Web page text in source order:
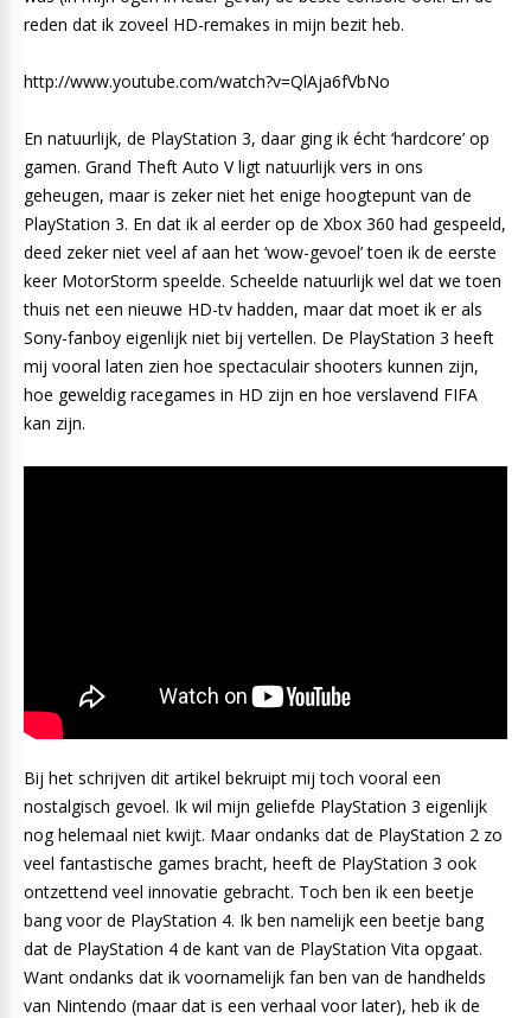
reden dat ik zoveel HD-remakes in mijn bezit heb.
http://www.youtube.com/watch?v=QlAja6fVbNo
En natuurlijk, de PlayStation 3, daar ging ik écht ‘hardcore’ op
gamen. Grand Theft Auto V ligt natuurlijk vers in ons
geheugen, maar is zeker niet het enige hoogtepunt van de
PlayStation 3. En dat ik al eerder op de Xbox 360 had gespeeld,
deed zeker niet veel af aan het ‘wow-gevoel’ toen ik de eerste
keer MotorStorm speelde. Scheelde natuurlijk wel dat we toen
thuis net een nieuwe HD-tv hadden, maar dat moet ik er als
Sony-fanboy eigenlijk niet bij vertellen. De PlayStation 3 heeft
mij vooral laten zien hoe spectaculair shooters kunnen zijn,
hoe geweldig racegames in HD zijn en hoe verslavend FIFA
kan zijn.
Bij het schrijven dit artikel bekruipt mij toch vooral een
nostalgisch gevoel. Ik wil mijn geliefde PlayStation 3 eigenlijk
nog helemaal niet kwijt. Maar ondanks dat de PlayStation 2 zo
veel fantastische games bracht, heeft de PlayStation 3 ook
ontzettend veel innovatie gebracht. Toch ben ik een beetje
bang voor de PlayStation 4. Ik ben namelijk een beetje bang
dat de PlayStation 4 de kant van de PlayStation Vita opgaat.
Want ondanks dat ik voornamelijk fan ben van de handhelds
van Nintendo (maar dat is een verhaal voor later), heb ik de